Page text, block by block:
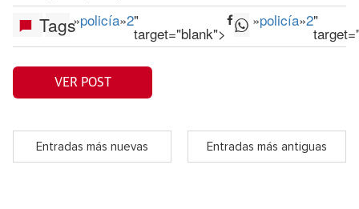
Tags»policía»2"
target="blank">
»policía»2"
VER POST
Entradas más nuevas Entradas más antiguas